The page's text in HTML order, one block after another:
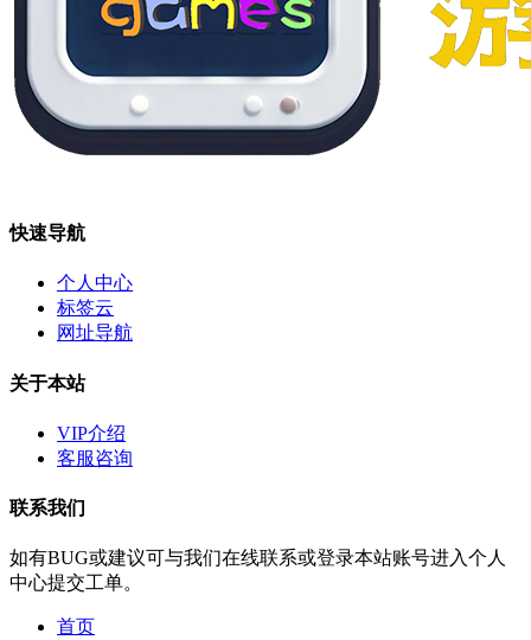
快速导航
个人中心
标签云
网址导航
关于本站
VIP介绍
客服咨询
联系我们
如有BUG或建议可与我们在线联系或登录本站账号进入个人
中心提交工单。
首页